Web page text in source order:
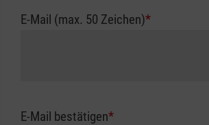
E-Mail (max. 50 Zeichen)*
E-Mail bestätigen*